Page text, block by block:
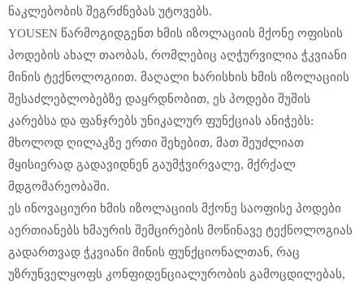
ნაკლებობის შეგრძნებას უტოვებს.
YOUSEN წარმოგიდგენთ ხმის იზოლაციის მქონე ოფისის
პოდების ახალ თაობას, რომლებიც აღჭურვილია ჭკვიანი
მინის ტექნოლოგიით. მაღალი ხარისხის ხმის იზოლაციის
შესაძლებლობებზე დაყრდნობით, ეს პოდები შუშის
კარებსა და ფანჯრებს უნიკალურ ფუნქციას ანიჭებს:
მხოლოდ ღილაკზე ერთი შეხებით, მათ შეუძლიათ
მყისიერად გადავიდნენ გაუმჭვირვალე, მქრქალ
მდგომარეობაში.
ეს ინოვაციური ხმის იზოლაციის მქონე საოფისე პოდები
აერთიანებს ხმაურის შემცირების მოწინავე ტექნოლოგიას
გადართვად ჭკვიანი მინის ფუნქციონალთან, რაც
უზრუნველყოფს კონფიდენციალურობის გამოცდილებას,